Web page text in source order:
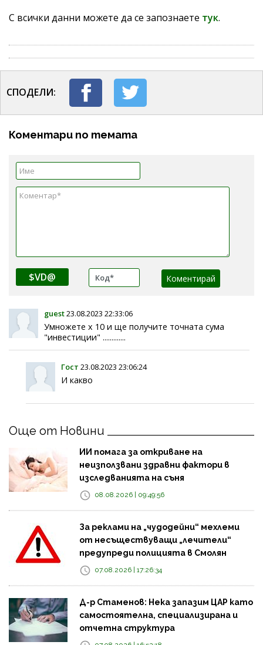
С всички данни можете да се запознаете тук.
СПОДЕЛИ:
Коментари по темата
$VD@
guest23.08.2023 22:33:06
Умножете х 10 и ще получите точната сума
"инвестиции" .............
Гост 23.08.2023 23:06:24
И какво
Още от Новини
ИИ помага за откриване на
неизползвани здравни фактори в
изследванията на съня
08.08.2026 | 09:49:56
За реклами на „чудодейни“ мехлеми
от несъществуващи „лечители“
предупреди полицията в Смолян
07.08.2026 | 17:26:34
Д-р Стаменов: Нека запазим ЦАР като
самостоятелна, специализирана и
отчетна структура